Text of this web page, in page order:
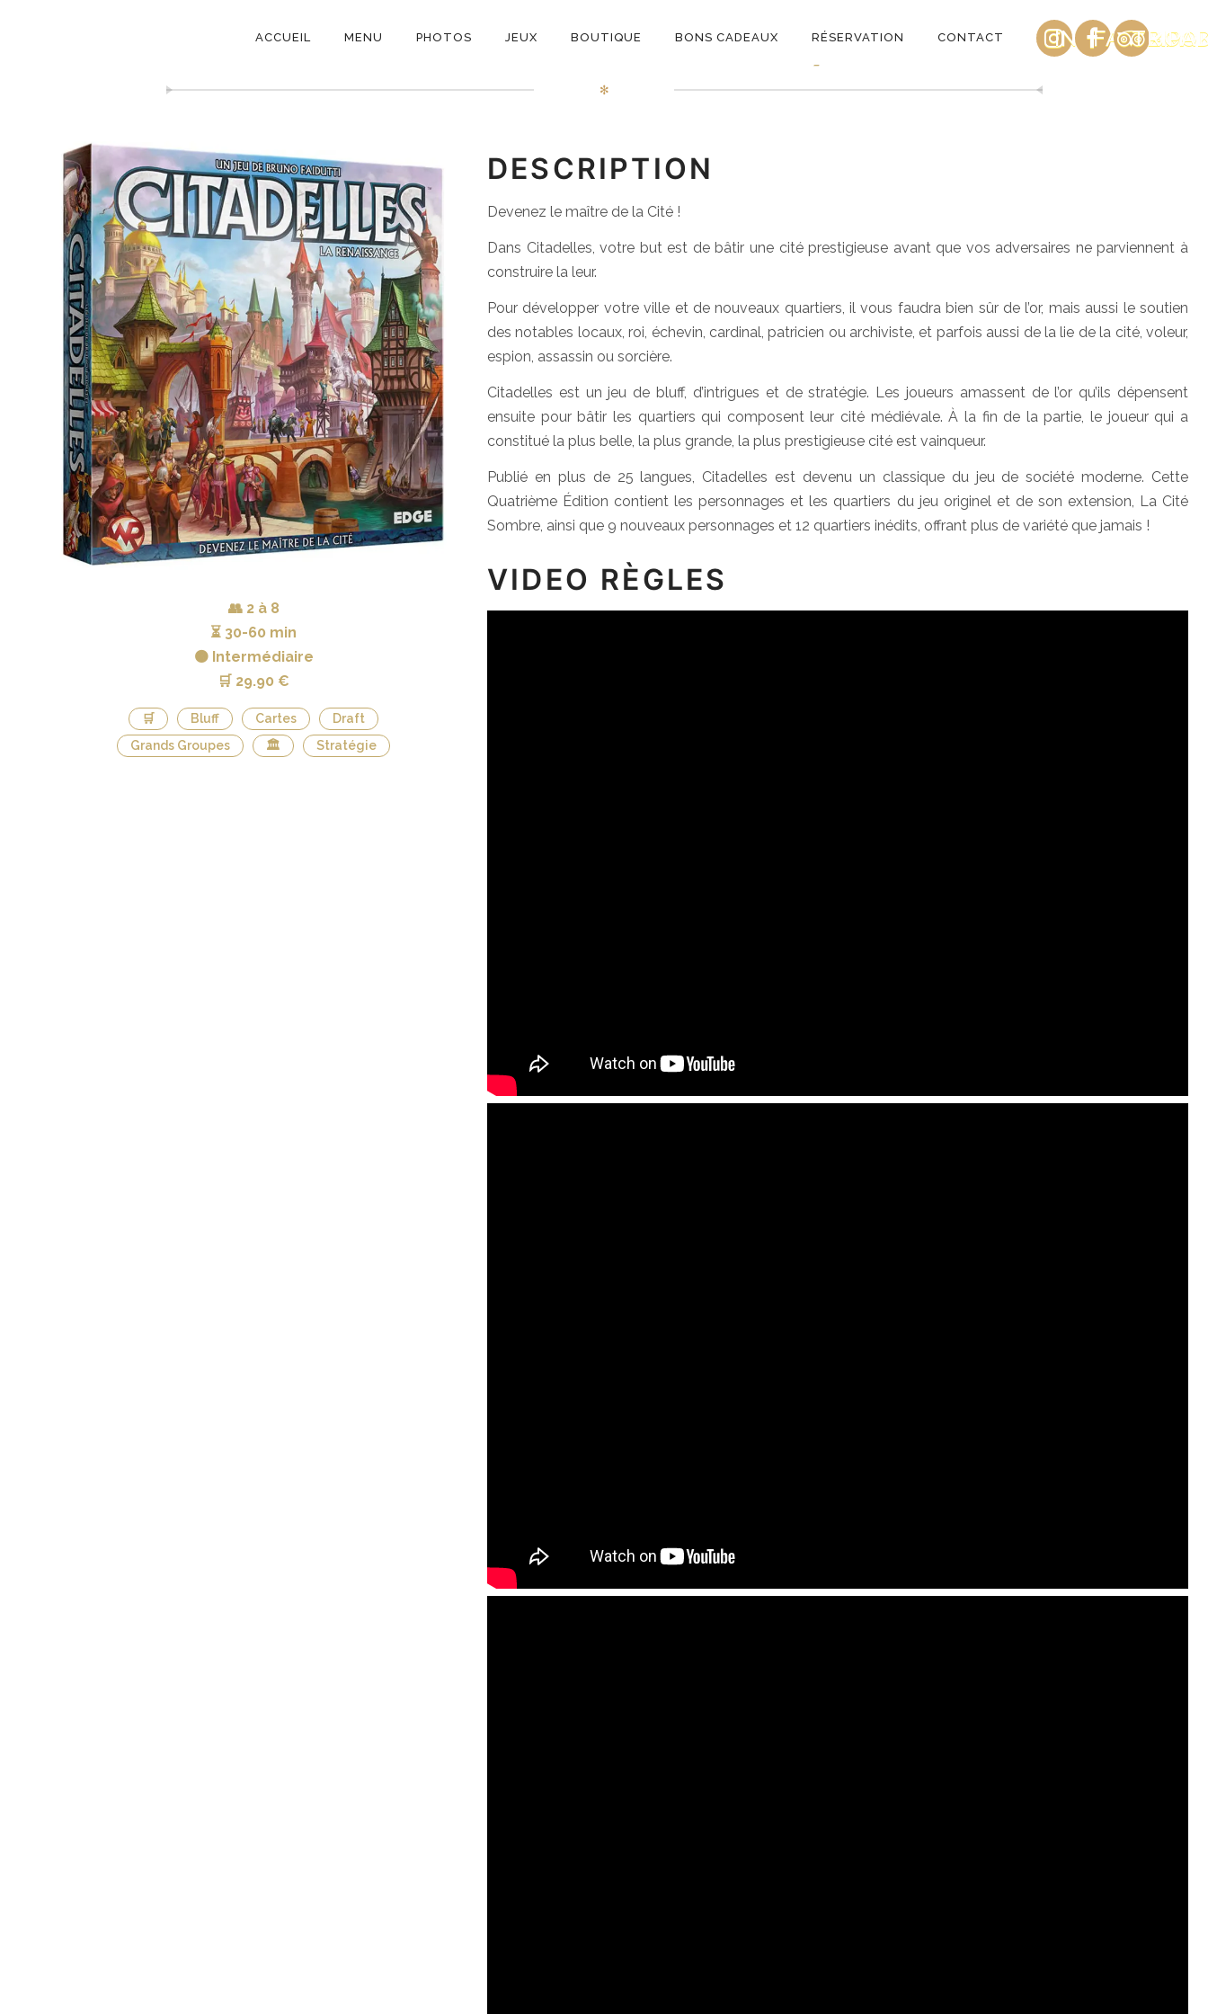
NAVIGATION
ACCUEIL MENU PHOTOS JEUX BOUTIQUE BONS CADEAUX RÉSERVATION CONTACT INSTAGRAM
Citadelles (4ème édition)
✻
👥 2 à 8
⏳ 30-60 min
🟠 Intermédiaire
🛒 29.90 €
🛒 Bluff Cartes
Draft
Grands Groupes
🏛 Stratégie
DESCRIPTION
Devenez le maître de la Cité !
Dans Citadelles, votre but est de bâtir une cité prestigieuse avant que vos adversaires ne parviennent à
construire la leur.
Pour développer votre ville et de nouveaux quartiers, il vous faudra bien sûr de l’or, mais aussi le soutien
des notables locaux, roi, échevin, cardinal, patricien ou archiviste, et parfois aussi de la lie de la cité, voleur,
espion, assassin ou sorcière.
Citadelles est un jeu de bluff, d’intrigues et de stratégie. Les joueurs amassent de l’or qu’ils dépensent
ensuite pour bâtir les quartiers qui composent leur cité médiévale. À la fin de la partie, le joueur qui a
constitué la plus belle, la plus grande, la plus prestigieuse cité est vainqueur.
Publié en plus de 25 langues, Citadelles est devenu un classique du jeu de société moderne. Cette
Quatrième Édition contient les personnages et les quartiers du jeu originel et de son extension, La Cité
Sombre, ainsi que 9 nouveaux personnages et 12 quartiers inédits, offrant plus de variété que jamais !
VIDEO RÈGLES